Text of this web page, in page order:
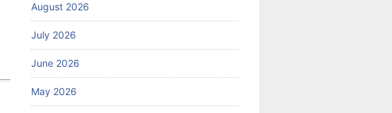
August 2026
July 2026
June 2026
May 2026